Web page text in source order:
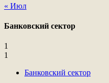
« Июл
Банковский сектор
1
1
Банковский сектор